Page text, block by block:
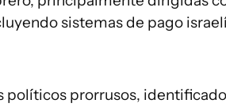
sistemas de pago
prorrusos,